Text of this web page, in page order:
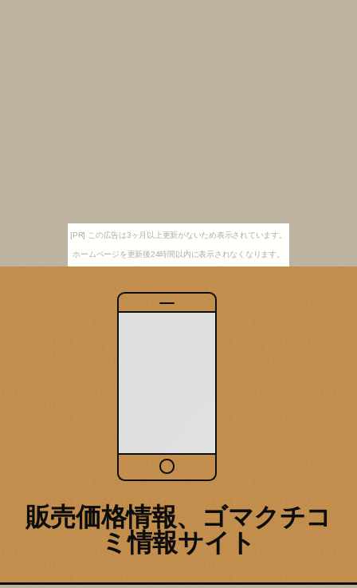
[PR] この広告は3ヶ月以上更新がないため表示されています。
ホームページを更新後24時間以内に表示されなくなります。
販売価格情報、ゴマクチコ
ミ情報サイト